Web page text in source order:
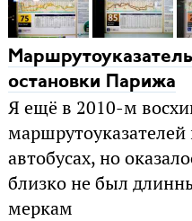
остановки Парижа
Я ещё в 2010-м
автобусах, но
близко не был
меркам